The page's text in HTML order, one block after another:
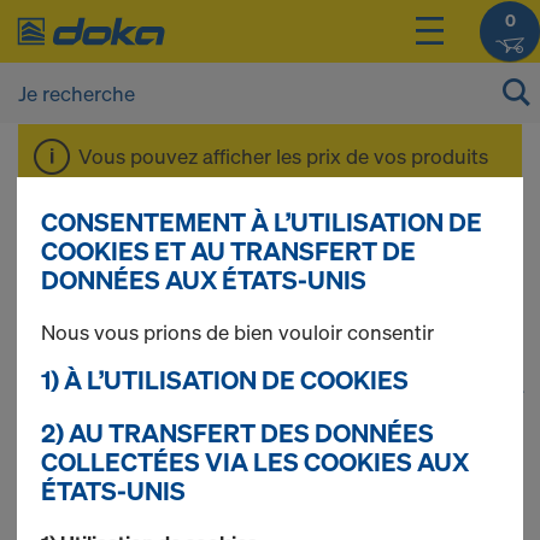
0
Vous pouvez afficher les prix de vos produits
après vous êtreconnecté(e)ouinscrit(e).
Sécurité
115 produits trouvés
Le plus recherché
Passerelle Xsafe plus
CONSENTEMENT À L’UTILISATION DE
COOKIES ET AU TRANSFERT DE
DONNÉES AUX ÉTATS-UNIS
Nous vous prions de bien vouloir consentir
1) À L’UTILISATION DE COOKIES
2) AU TRANSFERT DES DONNÉES
COLLECTÉES VIA LES COOKIES AUX
ÉTATS-UNIS